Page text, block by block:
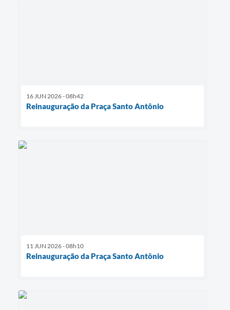
16 JUN 2026 - 08h42
Reinauguração da Praça Santo Antônio
11 JUN 2026 - 08h10
Reinauguração da Praça Santo Antônio